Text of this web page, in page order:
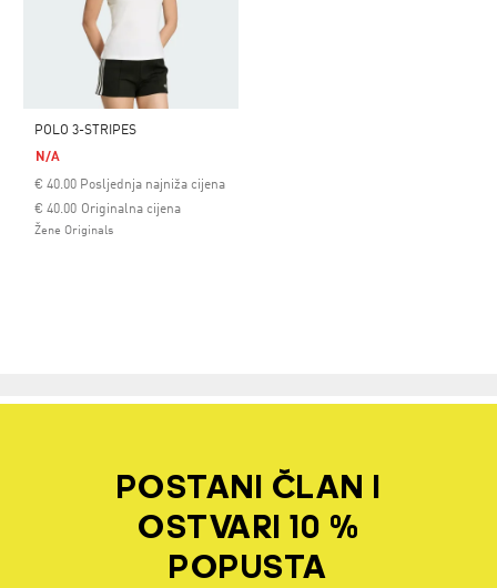
POLO 3-STRIPES
N/A
€ 40.00 Posljednja najniža cijena
Originalna cijena
Cijena umanjena od
€ 40.00za
Žene Originals
POSTANI ČLAN I
OSTVARI 10 %
POPUSTA